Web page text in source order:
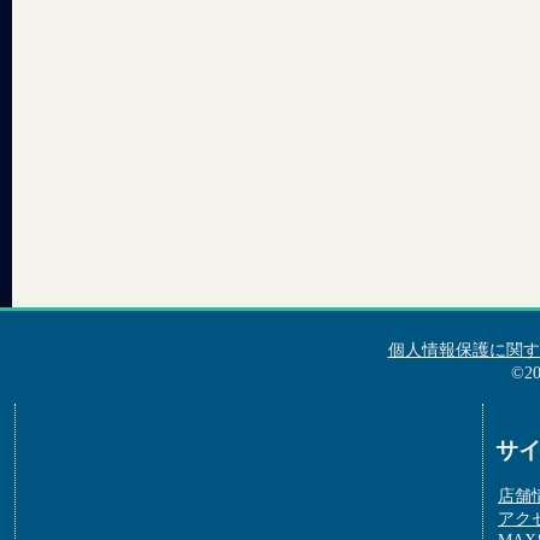
個人情報保護に関
サ
店舗
アク